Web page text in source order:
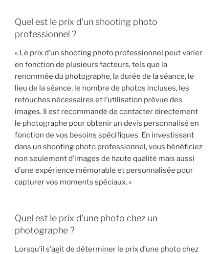
Quel est le prix d’un shooting photo
professionnel ?
« Le prix d’un shooting photo professionnel peut varier
en fonction de plusieurs facteurs, tels que la
renommée du photographe, la durée de la séance, le
lieu de la séance, le nombre de photos incluses, les
retouches nécessaires et l’utilisation prévue des
images. Il est recommandé de contacter directement
le photographe pour obtenir un devis personnalisé en
fonction de vos besoins spécifiques. En investissant
dans un shooting photo professionnel, vous bénéficiez
non seulement d’images de haute qualité mais aussi
d’une expérience mémorable et personnalisée pour
capturer vos moments spéciaux. »
Quel est le prix d’une photo chez un
photographe ?
Lorsqu’il s’agit de déterminer le prix d’une photo chez